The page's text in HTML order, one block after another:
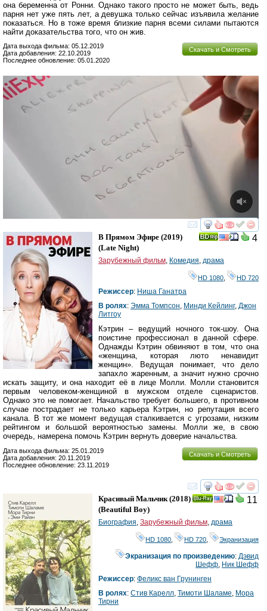
она беременна от Ронни. Однако такого просто не может быть, ведь
парня нет уже пять лет, а девушка только сейчас изъявила желание
показаться. Но в тоже время близкие парня всеми силами пытаются
найти доказательства того, что он жив.
Скачать и Смотреть
Дата выхода фильма: 05.12.2019
Дата добавления: 22.10.2019
Последнее обновление: 05.01.2020
смотреть
4
В Прямом Эфире (2019)
(Late Night)
Зарубежный фильм, Комедия, драма
HD 1080, HD 720
Режиссер: Ниша Ганатра
В ролях: Эмма Томпсон, Минди Кейлинг, Джон
Литгоу
Кэтрин – ведущий ночного ток-шоу. Она
поистине профессионал в данной сфере.
Однажды Кэтрин обвиняют в том, что она
«женщина, которая люто ненавидит
женщин». Ведущая понимает, что дело
запахло жаренным, а значит нужно срочно
искать защиту, и она находит её в лице Молли. Молли становится
первым человеком-женщиной в мужском отделе сценаристов.
Однако это не помогает. Начальство требует большего, в противном
случае пострадает не только карьера Кэтрин, но репутация всего
канала. В тот же момент ведущая сталкивается с угрозами, низким
рейтингом и большой вероятностью замены. Молли же, в свою
очередь, намерена помочь Кэтрин вернуть доверие начальства.
Скачать и Смотреть
Дата выхода фильма: 25.01.2019
Дата добавления: 20.11.2019
Последнее обновление: 23.11.2019
смотреть
11
Красивый Мальчик(2018)
(Beautiful Boy)
Биография, Зарубежный фильм, драма
HD 1080 HD 720 Экранизация
Экранизация по произведению:Дэвид
Шефф, Ник Шефф
Режиссер: Феликс ван Грунинген
В ролях: Стив Карелл, Тимоти Шаламе, Мора
Тирни